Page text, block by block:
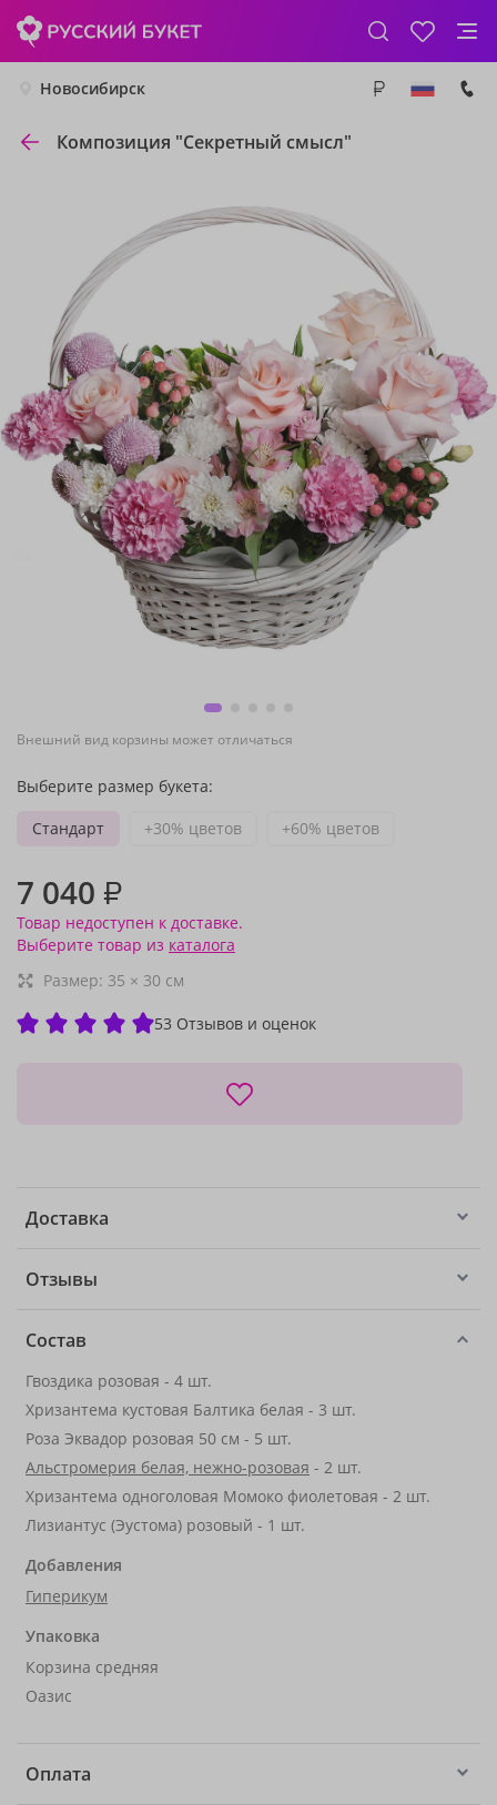
Новосибирск
Композиция "Секретный смысл"
Внешний вид корзины может отличаться
Выберите размер букета:
Стандарт
+30% цветов +60% цветов
7 040 ₽
Товар недоступен к доставке.
Выберите товар из каталога
Размер: 35 × 30 см
53 Отзывов и оценок
Доставка
Отзывы
Состав
Гвоздика розовая - 4 шт.
Хризантема кустовая Балтика белая - 3 шт.
Роза Эквадор розовая 50 см - 5 шт.
Альстромерия белая, нежно-розовая - 2 шт.
Хризантема одноголовая Момоко фиолетовая - 2 шт.
Лизиантус (Эустома) розовый - 1 шт.
Добавления
Гиперикум
Упаковка
Корзина средняя
Оазис
Оплата